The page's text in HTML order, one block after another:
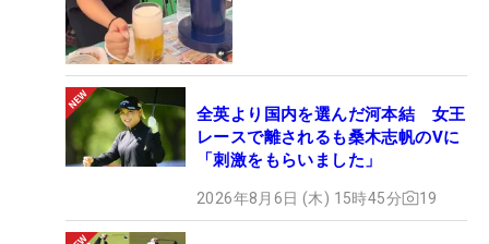
全英より国内を選んだ河本結 女王
レースで離されるも桑木志帆のVに
「刺激をもらいました」
2026年8月6日 (木) 15時45分 19